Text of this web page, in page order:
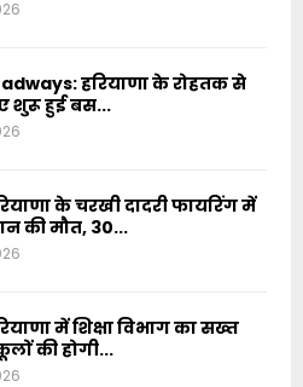
हरियाणा के रोहतक से
शुरू हुई बस...
के चरखी दादरी फायरिंग में
की मौत, 30...
में शिक्षा विभाग का सख्त
की होगी...